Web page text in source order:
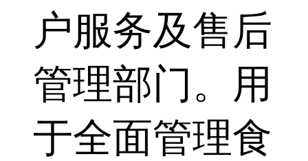
户服务及售后
管理部门。用
于全面管理食